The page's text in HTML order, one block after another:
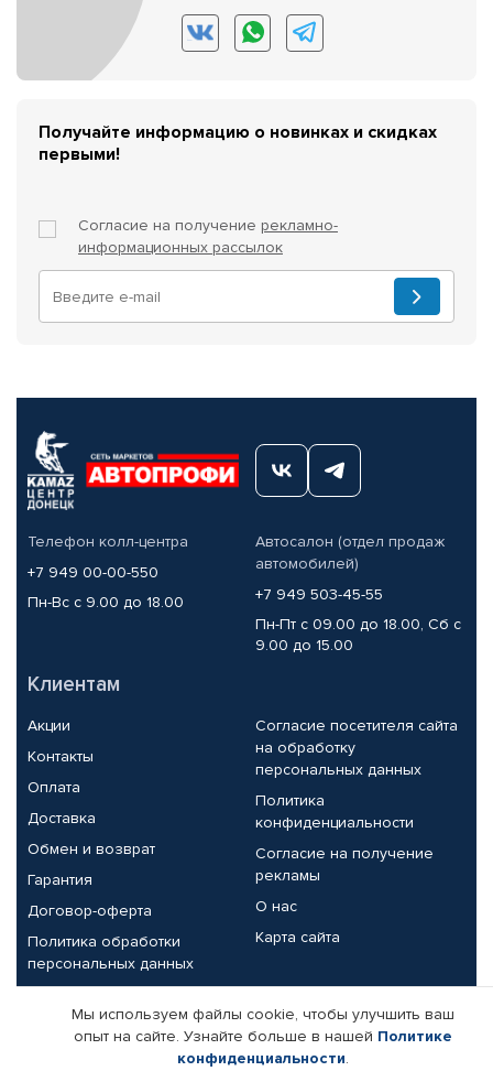
Получайте информацию о новинках и скидках
первыми!
Согласие на получение рекламно-
информационных рассылок
Телефон колл-центра
+7 949 00-00-550
Пн-Вс с 9.00 до 18.00
Автосалон (отдел продаж
автомобилей)
+7 949 503-45-55
Пн-Пт с 09.00 до 18.00, Сб с
9.00 до 15.00
Клиентам
Акции
Контакты
Оплата
Доставка
Обмен и возврат
Гарантия
Договор-оферта
Политика обработки
персональных данных
Согласие посетителя сайта
на обработку
персональных данных
Политика
конфиденциальности
Согласие на получение
рекламы
О нас
Карта сайта
Партнерам
Корпоративным клиентам
Реквизиты компании
Мы используем файлы cookie, чтобы улучшить ваш
опыт на сайте. Узнайте больше в нашей Политике
конфиденциальности.